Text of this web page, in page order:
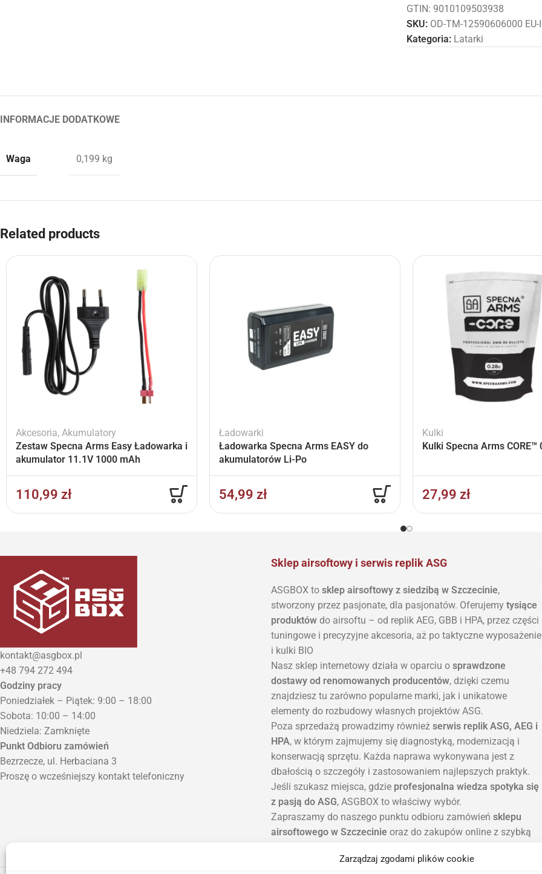
Zarządzaj zgodami plików cookie
GTIN: 9010109503938
SKU: OD-TM-12590606000
Kategoria: Latarki
INFORMACJE DODATKOWE
Waga 0,199 kg
Related products
Akcesoria, Akumulatory
Zestaw Specna Arms Easy Ładowarka i
akumulator 11.1V 1000 mAh
110,99 zł
Ładowarki
Ładowarka Specna Arms EASY do
akumulatorów Li-Po
54,99 zł
Kulki
Kulki Specna Arms CORE™
27,99 zł
kontakt@asgbox.pl
+48 794 272 494
Godziny pracy
Poniedziałek – Piątek: 9:00 – 18:00
Sobota: 10:00 – 14:00
Niedziela: Zamknięte
Punkt Odbioru zamówień
Bezrzecze, ul. Herbaciana 3
Proszę o wcześniejszy kontakt telefoniczny
Sklep airsoftowy i serwis replik ASG
ASGBOX to sklep airsoftowy z siedzibą w Szczecinie,
stworzony przez pasjonate, dla pasjonatów. Oferujemy tysiące
produktów do airsoftu – od replik AEG, GBB i HPA, przez części
tuningowe i precyzyjne akcesoria, aż po taktyczne wyposażenie
i kulki BIO
Nasz sklep internetowy działa w oparciu o sprawdzone
dostawy od renomowanych producentów, dzięki czemu
znajdziesz tu zarówno popularne marki, jak i unikatowe
elementy do rozbudowy własnych projektów ASG.
Poza sprzedażą prowadzimy również serwis replik ASG, AEG i
HPA, w którym zajmujemy się diagnostyką, modernizacją i
konserwacją sprzętu. Każda naprawa wykonywana jest z
dbałością o szczegóły i zastosowaniem najlepszych praktyk.
Jeśli szukasz miejsca, gdzie profesjonalna wiedza spotyka się
z pasją do ASG, ASGBOX to właściwy wybór.
Zapraszamy do naszego punktu odbioru zamówień sklepu
airsoftowego w Szczecinie oraz do zakupów online z szybką